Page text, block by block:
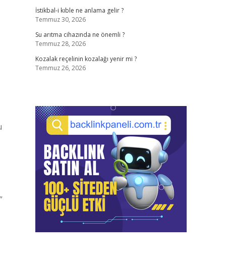
İstikbal-i kıble ne anlama gelir ?
Temmuz 30, 2026
Su arıtma cihazında ne önemli ?
Temmuz 28, 2026
Kozalak reçelinin kozalağı yenir mi ?
Temmuz 26, 2026